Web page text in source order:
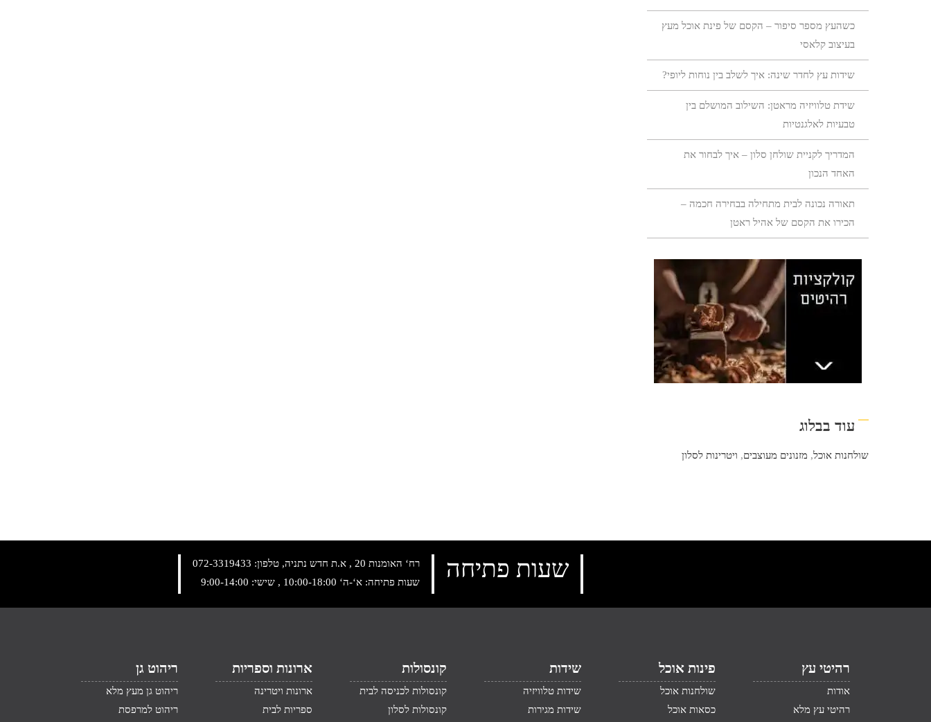
כשהעץ מספר סיפור – הקסם של פינת אוכל מעץ
בעיצוב קלאסי
שידות עץ לחדר שינה: איך לשלב בין נוחות ליופי?
שידת טלוויזיה מראטן: השילוב המושלם בין
טבעיות לאלגנטיות
המדריך לקניית שולחן סלון – איך לבחור את
האחד הנכון
תאורה נכונה לבית מתחילה בבחירה חכמה –
הכירו את הקסם של אהיל ראטן
עוד בבלוג
שולחנות אוכל, מזנונים מעוצבים, ויטרינות לסלון
רח‘ האומנות 20 , א.ת חדש נתניה, טלפון:
072-3319433
שעות פתיחה: א‘-ה‘ 10:00-18:00 , שישי: 9:00-14:00
שעות פתיחה
רהיטי עץ
אודות
רהיטי עץ מלא
פינות אוכל
שולחנות אוכל
כסאות אוכל
שידות
שידות טלוויזיה
שידות מגירות
קונסולות
קונסולות לכניסה לבית
קונסולות לסלון
ארונות וספריות
ארונות ויטרינה
ספריות לבית
ריהוט גן
ריהוט גן מעץ מלא
ריהוט למרפסת